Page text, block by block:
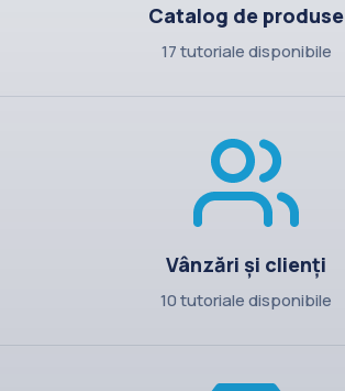
Catalog de produse
17 tutoriale disponibile
Vânzări și clienți
10 tutoriale disponibile